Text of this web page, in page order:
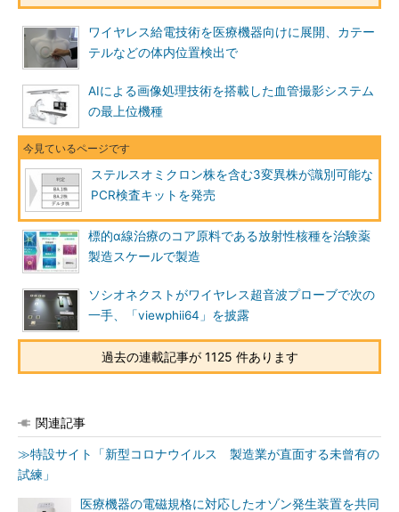
ワイヤレス給電技術を医療機器向けに展開、カテー
テルなどの体内位置検出で
AIによる画像処理技術を搭載した血管撮影システム
の最上位機種
ステルスオミクロン株を含む3変異株が識別可能な
PCR検査キットを発売
標的α線治療のコア原料である放射性核種を治験薬
製造スケールで製造
ソシオネクストがワイヤレス超音波プローブで次の
一手、「viewphii64」を披露
過去の連載記事が 1125 件あります
関連記事
≫特設サイト「新型コロナウイルス 製造業が直面する未曾有の
試練」
医療機器の電磁規格に対応したオゾン発生装置を共同